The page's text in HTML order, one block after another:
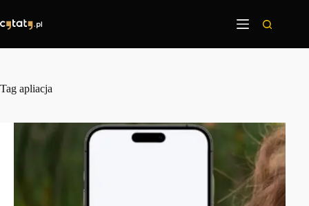
treści
Tag apliacja